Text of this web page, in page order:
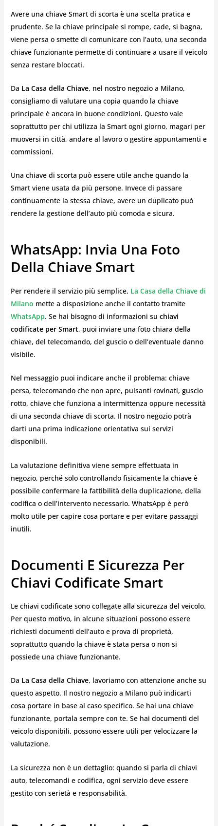
Avere una chiave Smart di scorta è una scelta pratica e
prudente. Se la chiave principale si rompe, cade, si bagna,
viene persa o smette di comunicare con l’auto, una seconda
chiave funzionante permette di continuare a usare il veicolo
senza restare bloccati.
Da La Casa della Chiave, nel nostro negozio a Milano,
consigliamo di valutare una copia quando la chiave
principale è ancora in buone condizioni. Questo vale
soprattutto per chi utilizza la Smart ogni giorno, magari per
muoversi in città, andare al lavoro o gestire appuntamenti e
commissioni.
Una chiave di scorta può essere utile anche quando la
Smart viene usata da più persone. Invece di passare
continuamente la stessa chiave, avere un duplicato può
rendere la gestione dell’auto più comoda e sicura.
WhatsApp: Invia Una Foto
Della Chiave Smart
Per rendere il servizio più semplice, La Casa della Chiave di
Milano mette a disposizione anche il contatto tramite
WhatsApp. Se hai bisogno di informazioni su chiavi
codificate per Smart, puoi inviare una foto chiara della
chiave, del telecomando, del guscio o dell’eventuale danno
visibile.
Nel messaggio puoi indicare anche il problema: chiave
persa, telecomando che non apre, pulsanti rovinati, guscio
rotto, chiave che funziona a intermittenza oppure necessità
di una seconda chiave di scorta. Il nostro negozio potrà
darti una prima indicazione orientativa sui servizi
disponibili.
La valutazione definitiva viene sempre effettuata in
negozio, perché solo controllando fisicamente la chiave è
possibile confermare la fattibilità della duplicazione, della
codifica o dell’intervento necessario. WhatsApp è però
molto utile per capire cosa portare e per evitare passaggi
inutili.
Documenti E Sicurezza Per
Chiavi Codificate Smart
Le chiavi codificate sono collegate alla sicurezza del veicolo.
Per questo motivo, in alcune situazioni possono essere
richiesti documenti dell’auto e prova di proprietà,
soprattutto quando la chiave è stata persa o non si
possiede una chiave funzionante.
Da La Casa della Chiave, lavoriamo con attenzione anche su
questo aspetto. Il nostro negozio a Milano può indicarti
cosa portare in base al caso specifico. Se hai una chiave
funzionante, portala sempre con te. Se hai documenti del
veicolo disponibili, possono essere utili per velocizzare la
valutazione.
La sicurezza non è un dettaglio: quando si parla di chiavi
auto, telecomandi e codifica, ogni servizio deve essere
gestito con serietà e responsabilità.